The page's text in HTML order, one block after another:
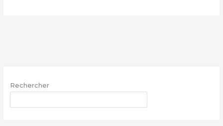
|
68260703
Rechercher